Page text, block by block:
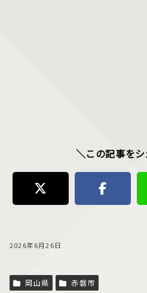
＼この記事をシ
2026年6月26日
岡山県 赤磐市